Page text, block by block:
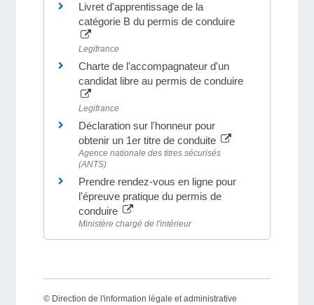
Livret d'apprentissage de la
catégorie B du permis de conduire
Legifrance
Charte de l'accompagnateur d'un
candidat libre au permis de conduire
Legifrance
Déclaration sur l'honneur pour
obtenir un 1er titre de conduite
Agence nationale des titres sécurisés
(ANTS)
Prendre rendez-vous en ligne pour
l'épreuve pratique du permis de
conduire
Ministère chargé de l'intérieur
© Direction de l'information légale et administrative